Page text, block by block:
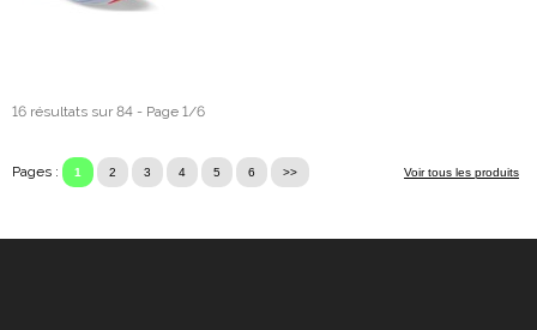
16 résultats sur 84 - Page 1/6
Pages : 1 2 3 4 5 6 >> Voir tous les produits